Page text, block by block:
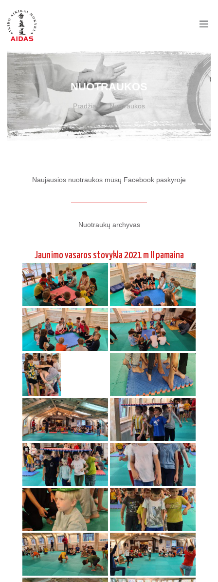
NUOTRAUKOS
Pradžia Nuotraukos
Naujausios nuotraukos mūsų Facebook paskyroje
Nuotraukų archyvas
Jaunimo vasaros stovykla 2021 m II pamaina